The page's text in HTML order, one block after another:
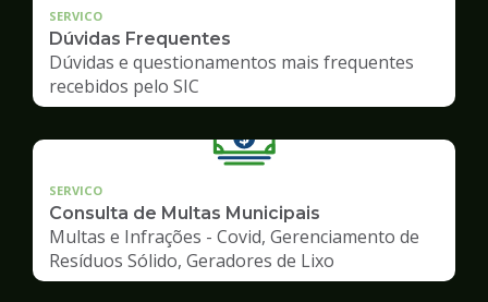
SERVICO
Dúvidas Frequentes
Dúvidas e questionamentos mais frequentes
recebidos pelo SIC
SERVICO
Consulta de Multas Municipais
Multas e Infrações - Covid, Gerenciamento de
Resíduos Sólido, Geradores de Lixo